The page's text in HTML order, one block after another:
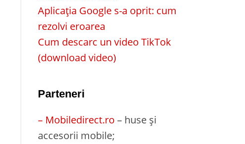
Aplicația Google s-a oprit: cum
rezolvi eroarea
Cum descarc un video TikTok
(download video)
Parteneri
– Mobiledirect.ro – huse și
accesorii mobile;